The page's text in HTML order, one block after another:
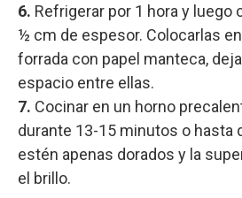
6. Refrigerar por 1 hora y luego
½ cm de espesor. Colocarlas
forrada con papel manteca,
espacio entre ellas.
7. Cocinar en un horno
durante 13-15 minutos o hasta
estén apenas dorados y la
el brillo.